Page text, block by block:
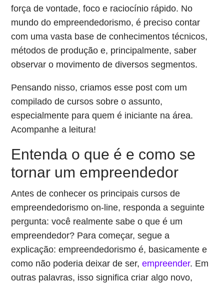
força de vontade, foco e raciocínio rápido. No
mundo do empreendedorismo, é preciso contar
com uma vasta base de conhecimentos técnicos,
métodos de produção e, principalmente, saber
observar o movimento de diversos segmentos.
Pensando nisso, criamos esse post com um
compilado de cursos sobre o assunto,
especialmente para quem é iniciante na área.
Acompanhe a leitura!
Entenda o que é e como se
tornar um empreendedor
Antes de conhecer os principais cursos de
empreendedorismo on-line, responda a seguinte
pergunta: você realmente sabe o que é um
empreendedor? Para começar, segue a
explicação: empreendedorismo é, basicamente e
como não poderia deixar de ser,empreender. Em
outras palavras, isso significa criar algo novo,